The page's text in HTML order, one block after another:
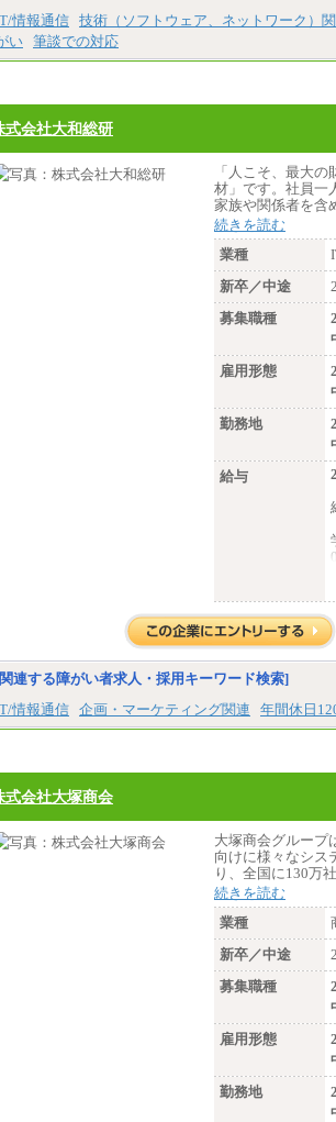
情報通信 技術（ソフトウェア、ネットワーク）
い 筆談での対応
式会社大和総研
「人こそ、最大
材」です。社員一
家族や関係者を含
続きを読む
業種
新卒／中途
募集職種
雇用形態
勤務地
給与
連する障がい者求人・採用キーワード検索]
情報通信 企画・マーケティング関連 年間休日
式会社大塚商会
大塚商会グループ
向けに様々なシス
り、全国に130万
続きを読む
業種
新卒／中途
募集職種
雇用形態
勤務地